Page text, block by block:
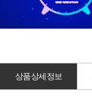
상품상세정보